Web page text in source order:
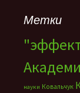
Метки
науки Ковальчук